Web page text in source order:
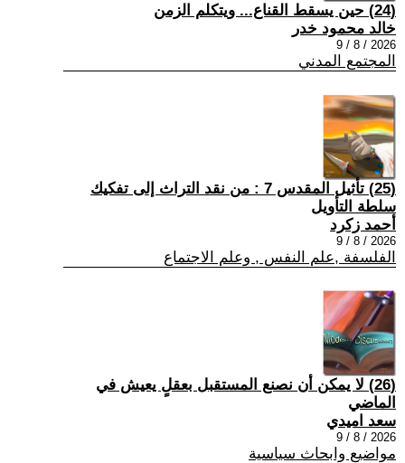
(24) حين يسقط القناع... ويتكلم الزمن
خالد محمود خدر
2026 / 8 / 9
المجتمع المدني
(25) تأثيل المقدس 7 : من نقد التراث إلى تفكيك
سلطة التأويل
أحمد زكرد
2026 / 8 / 9
الفلسفة ,علم النفس , وعلم الاجتماع
(26) لا يمكن أن نصنع المستقبل بعقلٍ يعيش في
الماضي
سعد اميدي
2026 / 8 / 9
مواضيع وابحاث سياسية